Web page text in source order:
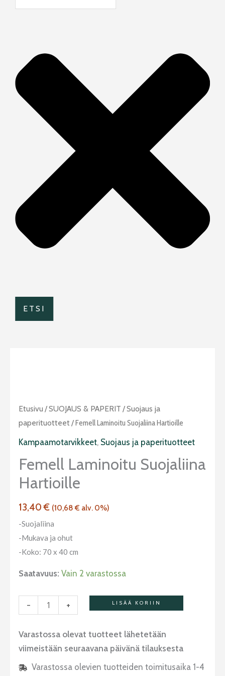
Etusivu /SUOJAUS & PAPERIT /Suojaus ja
paperituotteet/ Femell Laminoitu Suojaliina Hartioille
Kampaamotarvikkeet, Suojaus ja paperituotteet
Femell Laminoitu Suojaliina
Hartioille
13,40€ (10,68€ alv. 0%)
-Suojaliina
-Mukava ja ohut
-Koko: 70 x 40 cm
Saatavuus: Vain 2 varastossa
-
Femell
laminoitu
suojaliina
määrä
+ LISÄÄ KORIIN
Varastossa olevat tuotteet lähetetään
viimeistään seuraavana päivänä tilauksesta
Varastossa olevien tuotteiden toimitusaika 1-4
ETSI